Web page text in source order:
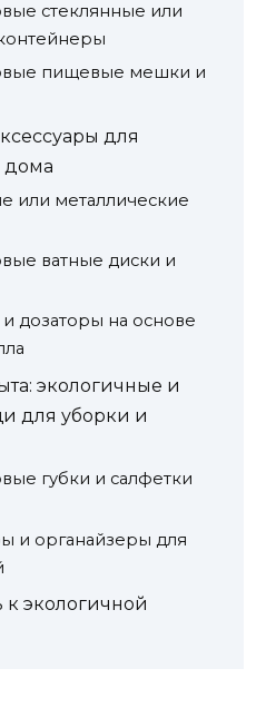
стеклянные или
пищевые мешки и
для
дома
или металлические
ватные диски и
дозаторы на основе
экологичные и
для уборки и
губки и салфетки
и органайзеры для
к экологичной